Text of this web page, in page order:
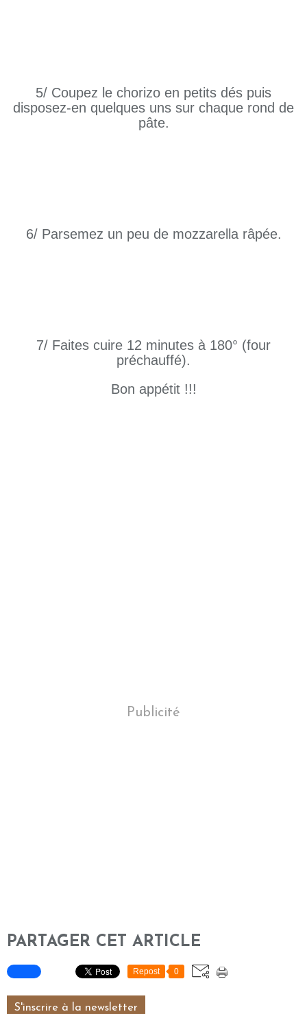
5/ Coupez le chorizo en petits dés puis
disposez-en quelques uns sur chaque rond de
pâte.
6/ Parsemez un peu de mozzarella râpée.
7/ Faites cuire 12 minutes à 180° (four
préchauffé).
Bon appétit !!!
Publicité
PARTAGER CET ARTICLE
Repost 0
S'inscrire à la newsletter